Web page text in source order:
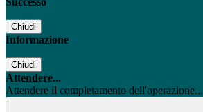
Chiudi
Informazione
Chiudi
Attendere...
Attendere il completamento dell'operazione...